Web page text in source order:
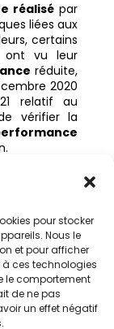
pour stocker
Nous le
et pour afficher
ces technologies
le comportement
de ne pas
un effet négatif
réalisépar
liées aux
certains
ont vu leur
réduite,
2020
relatif au
vérifier la
viser une
pour les
de votre